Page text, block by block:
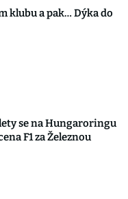
klubu a pak… Dýka do
se na Hungaroringu
F1 za Železnou